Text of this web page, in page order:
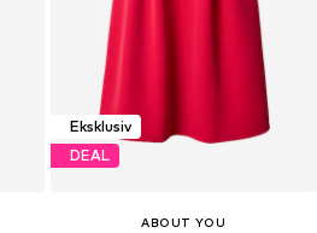
Eksklusiv
DEAL
ABOUT YOU